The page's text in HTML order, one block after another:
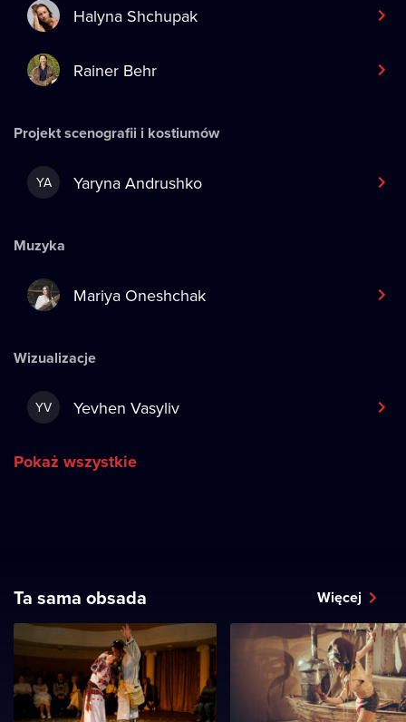
Halyna Shchupak
Rainer Behr
Projekt scenografii i kostiumów
YA Yaryna Andrushko
Muzyka
Mariya Oneshchak
Wizualizacje
YV Yevhen Vasyliv
Pokaż wszystkie
Ta sama obsada Więcej